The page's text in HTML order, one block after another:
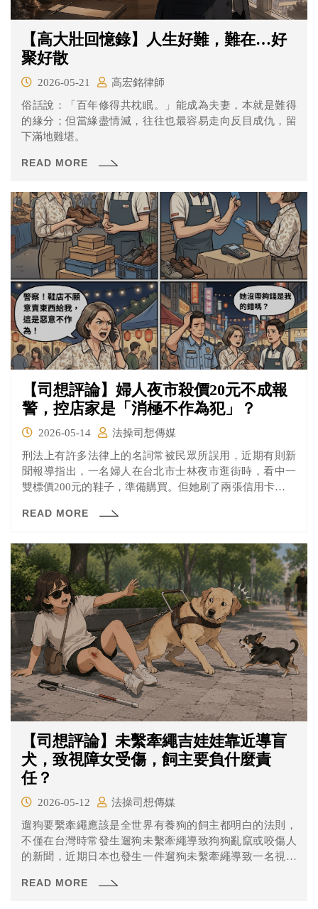
【高大壯回憶錄】人生好難，難在…好
聚好散
2026-05-21
高宏銘律師
俗話說：「百年修得共枕眠。」能成為夫妻，本就是難得
的緣分；但當緣盡情滅，往往也最容易走向反目成仇，留
下滿地難堪。
READ MORE
【司想評論】婦人夜市殺價20元不成報
警，控店家是「消極不作為犯」？
2026-05-14
法操司想傳媒
刑法上有許多法律上的名詞常被民眾所誤用，近期有則新
聞報導指出，一名婦人在台北市士林夜市逛街時，看中一
雙標價200元的鞋子，準備購買。但她刷了兩張信用卡都無
表示無法成交，也不願降價。沒想到婦人不願離開，堅持
場「處理」。警方到場後，婦人竟指控店家構成刑法上的
「消極不作為犯」，讓員警當場傻眼。
READ MORE
【司想評論】未繫牽繩吉娃娃靠近導盲
犬，致視障女受傷，飼主要負什麼責
任？
2026-05-12
法操司想傳媒
遛狗要繫牽繩應該是全世界有養狗的飼主都明白的法則，
不僅在台灣時常發生遛狗未繫牽繩導致狗狗亂竄或咬傷人
的新聞，近期日本也發生一件遛狗未繫牽繩導致一名視覺
READ MORE